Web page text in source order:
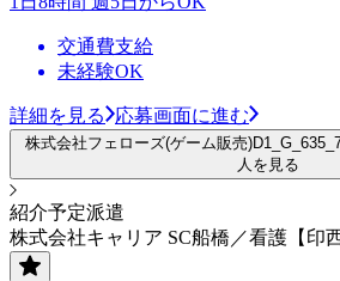
交通費支給
未経験OK
詳細を見る 応募画面に進む
株式会社フェローズ(ゲーム販売
人を見る
紹介予定派遣
株式会社キャリア SC船橋／看護【印西